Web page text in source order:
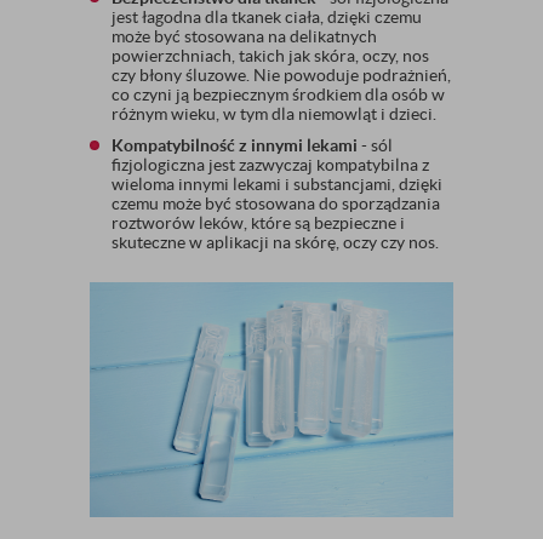
jest łagodna dla tkanek ciała, dzięki czemu
może być stosowana na delikatnych
powierzchniach, takich jak skóra, oczy, nos
czy błony śluzowe. Nie powoduje podrażnień,
co czyni ją bezpiecznym środkiem dla osób w
różnym wieku, w tym dla niemowląt i dzieci.
Kompatybilność z innymi lekami - sól
fizjologiczna jest zazwyczaj kompatybilna z
wieloma innymi lekami i substancjami, dzięki
czemu może być stosowana do sporządzania
roztworów leków, które są bezpieczne i
skuteczne w aplikacji na skórę, oczy czy nos.